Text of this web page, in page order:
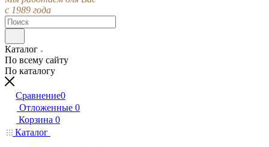
с 1989 года
Каталог
По всему сайту
По каталогу
Сравнение0
Отложенные 0
Корзина 0
Каталог